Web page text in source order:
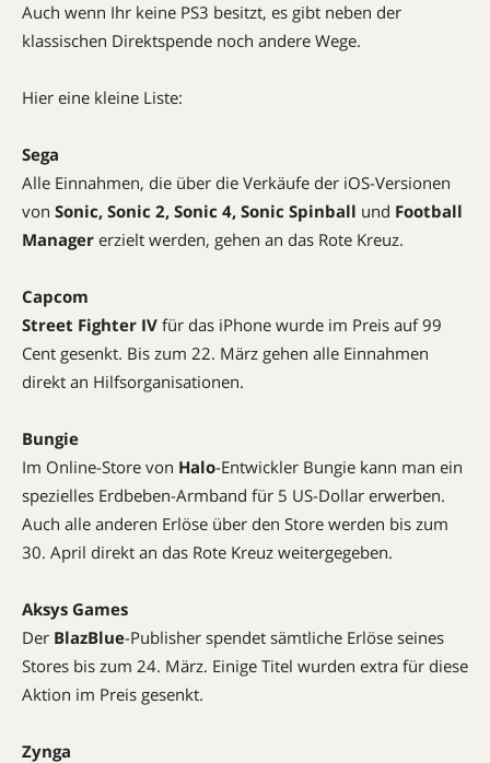
Auch wenn Ihr keine PS3 besitzt, es gibt neben der
klassischen Direktspende noch andere Wege.
Hier eine kleine Liste:
Sega
Alle Einnahmen, die über die Verkäufe der iOS-Versionen
von Sonic, Sonic 2, Sonic 4, Sonic Spinball und Football
Manager erzielt werden, gehen an das Rote Kreuz.
Capcom
Street Fighter IV für das iPhone wurde im Preis auf 99
Cent gesenkt. Bis zum 22. März gehen alle Einnahmen
direkt an Hilfsorganisationen.
Bungie
Im Online-Store von Halo-Entwickler Bungie kann man ein
spezielles Erdbeben-Armband für 5 US-Dollar erwerben.
Auch alle anderen Erlöse über den Store werden bis zum
30. April direkt an das Rote Kreuz weitergegeben.
Aksys Games
Der BlazBlue-Publisher spendet sämtliche Erlöse seines
Stores bis zum 24. März. Einige Titel wurden extra für diese
Aktion im Preis gesenkt.
Zynga